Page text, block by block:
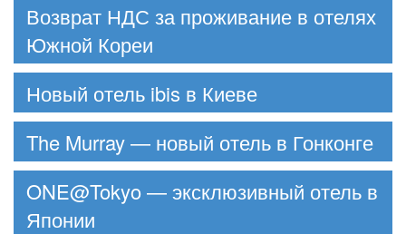
Возврат НДС за проживание в отелях
Южной Кореи
Новый отель ibis в Киеве
The Murray — новый отель в Гонконге
ONE@Tokyo — эксклюзивный отель в
Японии